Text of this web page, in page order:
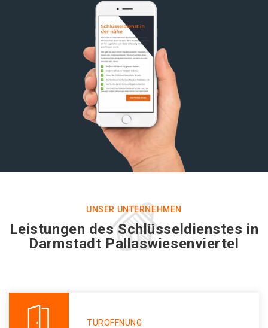
UNSER UNTERNEHMEN
Leistungen des Schlüsseldienstes in
Darmstadt Pallaswiesenviertel
TÜRÖFFNUNG